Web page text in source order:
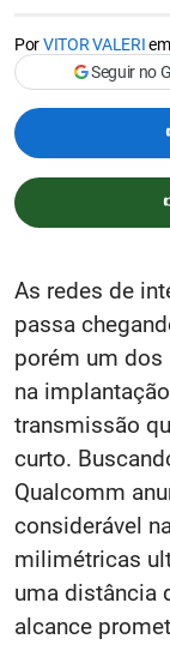
PorVITOR VALERI
Seguir no
As redes de
passa
porém um
na
transmissão
curto.
Qualcomm
considerável
milimétricas
uma distância
alcance